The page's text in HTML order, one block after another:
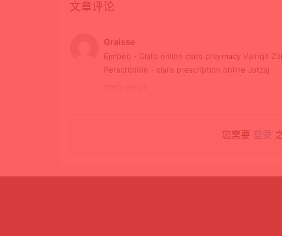
文章评论
Graisse
Ejmbeb - Cialis online cialis pharmacy Vulnqh
Perscription - cialis prescription online Jotzaj
您需要 登录